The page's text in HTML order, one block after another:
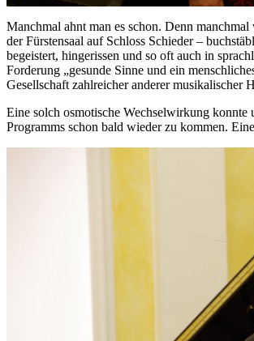
Manchmal ahnt man es schon. Denn
der Fürstensaal auf Schloss Schieder –
begeistert, hingerissen und so oft auch in
Forderung „gesunde Sinne und ein
Gesellschaft zahlreicher anderer musikalischer
Eine solch osmotische Wechselwirkung
Programms schon bald wieder zu kommen.